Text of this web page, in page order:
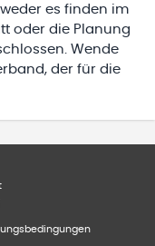
es finden im
oder die Planung
Wende
der für die